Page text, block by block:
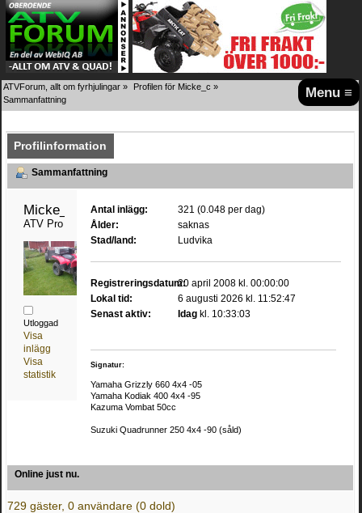
Menu ≡
ATVForum, allt om fyrhjulingar » Profilen för Micke_c »
Sammanfattning
Profilinformation
Sammanfattning
ATV Pro
Utloggad
Visa
inlägg
Visa
statistik
Antal inlägg:
321 (0.048 per dag)
Ålder:
saknas
Stad/land:
Ludvika
Registreringsdatum:20 april 2008 kl. 00:00:00
Lokal tid:
6 augusti 2026 kl. 11:52:47
Senast aktiv:
Idag kl. 10:33:03
Signatur:
Yamaha Grizzly 660 4x4 -05
Yamaha Kodiak 400 4x4 -95
Kazuma Vombat 50cc
Suzuki Quadrunner 250 4x4 -90 (såld)
Online just nu.
729 gäster, 0 användare (0 dold)